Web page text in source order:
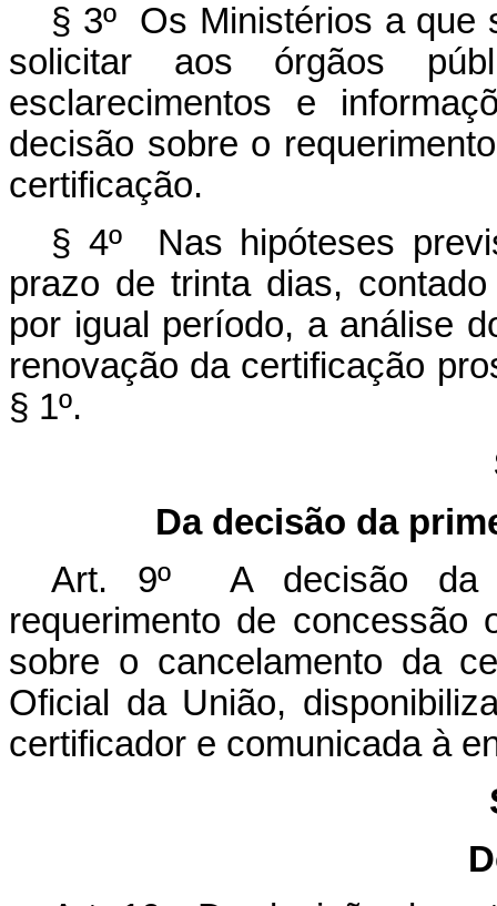
§ 3º Os Ministérios a que
solicitar aos órgãos
esclarecimentos e
decisão sobre o
certificação.
§ 4º Nas hipóteses
prazo de trinta dias,
por igual período, a análise
renovação da certificação
§ 1º.
Da decisão da
Art. 9º A decisão da
requerimento de concessão
sobre o cancelamento da
Oficial da União,
certificador e comunicada à